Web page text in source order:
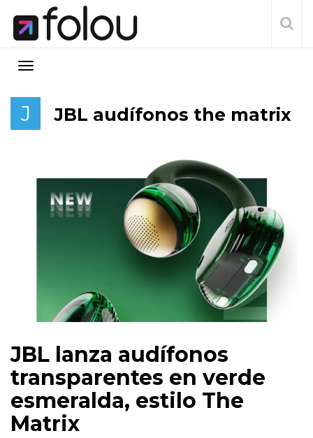
J JBL audífonos the matrix
JBL lanza audífonos
transparentes en verde
esmeralda, estilo The
Matrix